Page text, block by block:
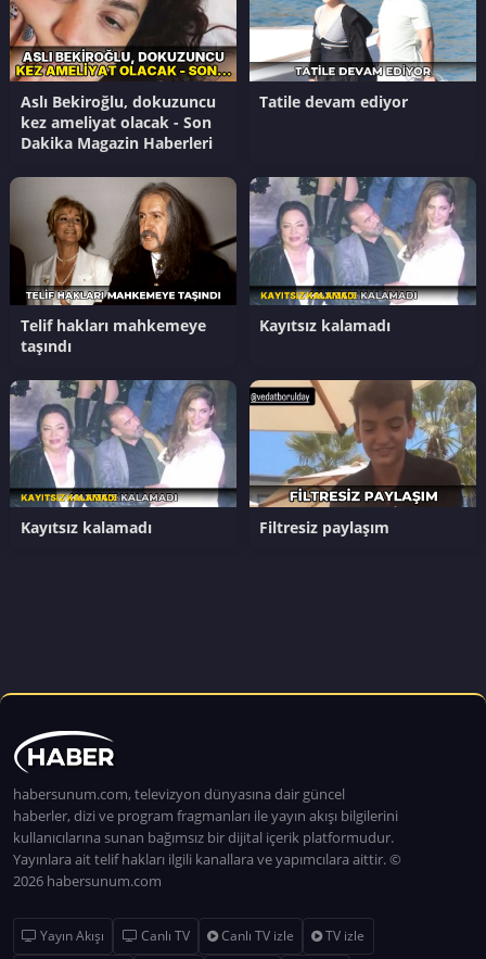
Aslı Bekiroğlu, dokuzuncu
kez ameliyat olacak - Son
Dakika Magazin Haberleri
Tatile devam ediyor
Telif hakları mahkemeye
taşındı
Kayıtsız kalamadı
Kayıtsız kalamadı Filtresiz paylaşım
habersunum.com, televizyon dünyasına dair güncel
haberler, dizi ve program fragmanları ile yayın akışı bilgilerini
kullanıcılarına sunan bağımsız bir dijital içerik platformudur.
Yayınlara ait telif hakları ilgili kanallara ve yapımcılara aittir. ©
2026 habersunum.com
Yayın Akışı Canlı TV Canlı TV izle TV izle